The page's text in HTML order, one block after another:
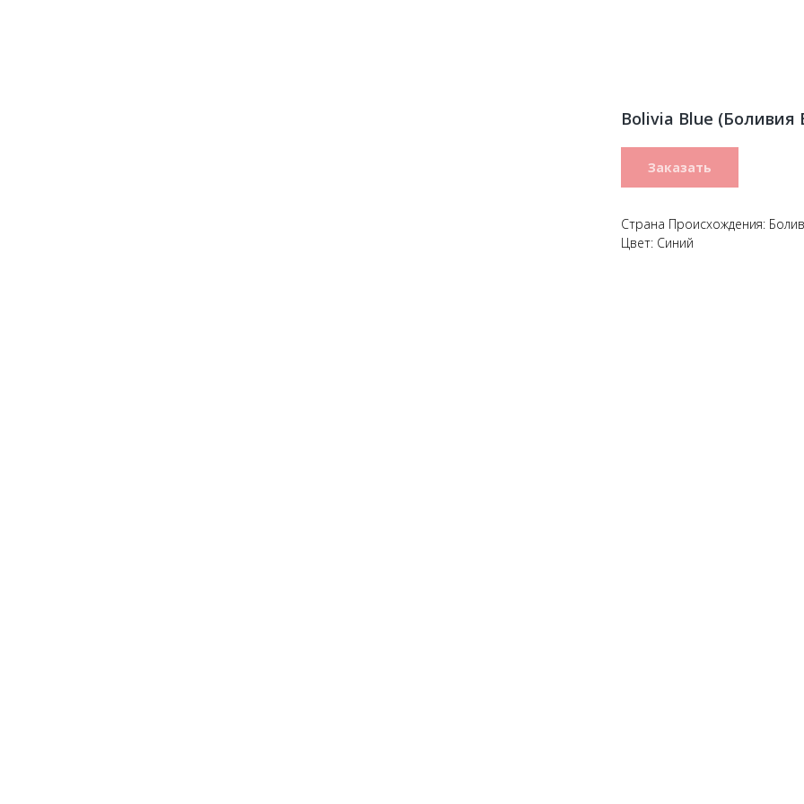
Bolivia Blue (Боливия
Заказать
Страна Происхождения:
Цвет: Синий